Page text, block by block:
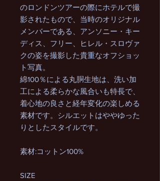
のロンドンツアーの際にホテルで撮
影されたもので、当時のオリジナル
メンバーである、アンソニー・キー
ディス、フリー、ヒレル・スロヴァ
クの姿を撮影した貴重なオフショッ
ト写真。
綿100％による丸胴生地は、洗い加
工による柔らかな風合いも特長で、
着心地の良さと経年変化の楽しめる
素材です。シルエットはややゆった
りとしたスタイルです。
素材:コットン100%
SIZE